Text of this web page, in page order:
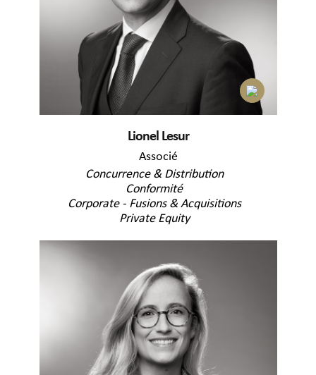
Lionel Lesur
Associé
Concurrence & Distribution
Conformité
Corporate - Fusions & Acquisitions
Private Equity